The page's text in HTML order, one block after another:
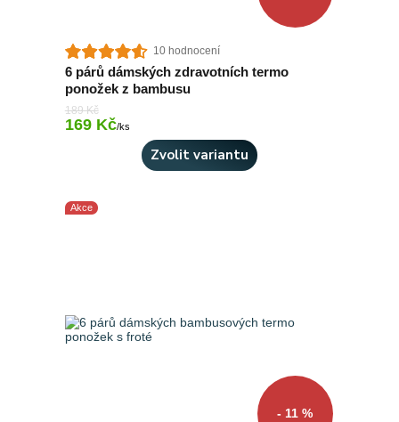
10 hodnocení
6 párů dámských zdravotních termo
ponožek z bambusu
189 Kč
169 Kč/ks
Zvolit variantu
Akce
- 11 %